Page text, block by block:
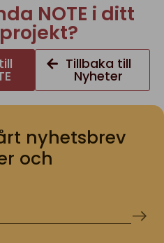
NOTE i ditt
Tillbaka till
Nyheter
nyhetsbrev
och